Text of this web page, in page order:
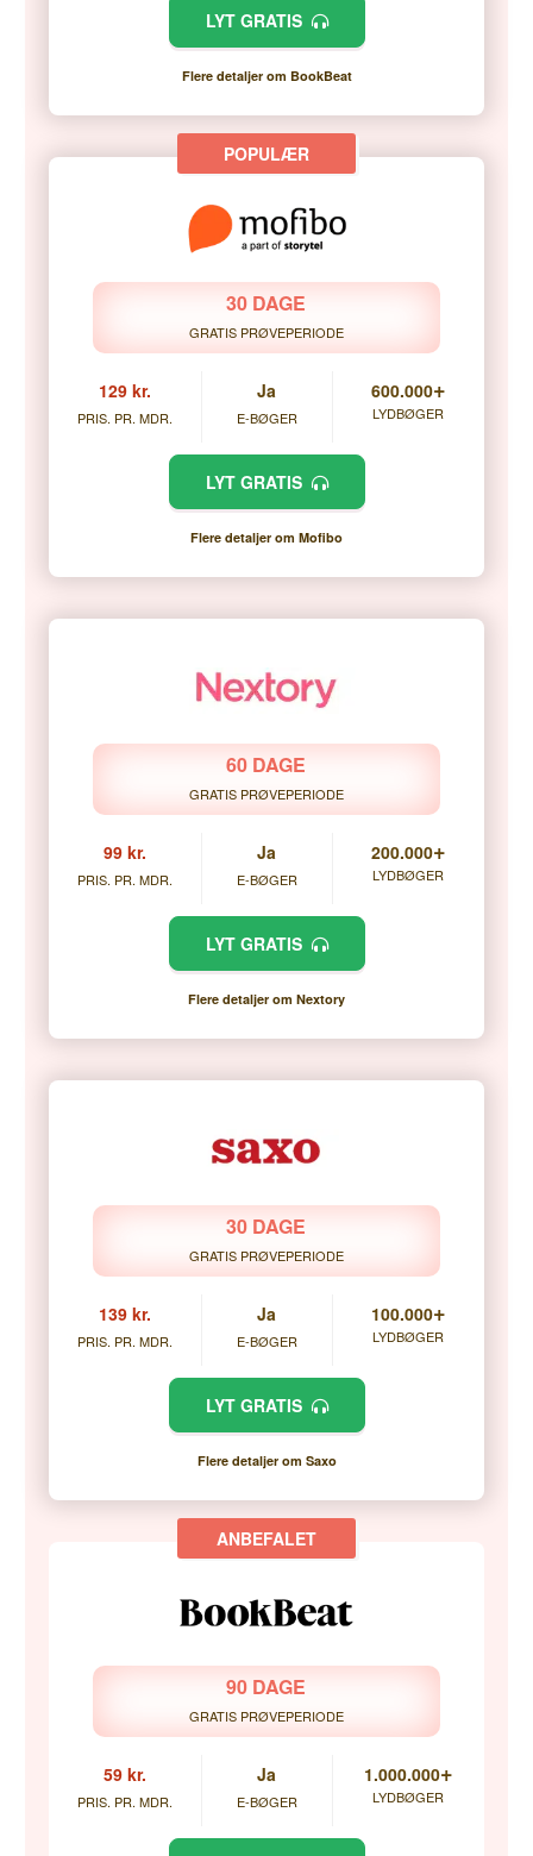
LYT GRATIS
Flere detaljer om BookBeat
30 DAGE
GRATIS PRØVEPERIODE
129 kr.
PRIS. PR. MDR.
Ja
E-BØGER
600.000+
LYDBØGER
LYT GRATIS
Flere detaljer om Mofibo
60 DAGE
GRATIS PRØVEPERIODE
99 kr.
PRIS. PR. MDR.
Ja
E-BØGER
200.000+
LYDBØGER
LYT GRATIS
Flere detaljer om Nextory
30 DAGE
GRATIS PRØVEPERIODE
139 kr.
PRIS. PR. MDR.
Ja
E-BØGER
100.000+
LYDBØGER
LYT GRATIS
Flere detaljer om Saxo
90 DAGE
GRATIS PRØVEPERIODE
59 kr.
PRIS. PR. MDR.
Ja
E-BØGER
1.000.000+
LYDBØGER